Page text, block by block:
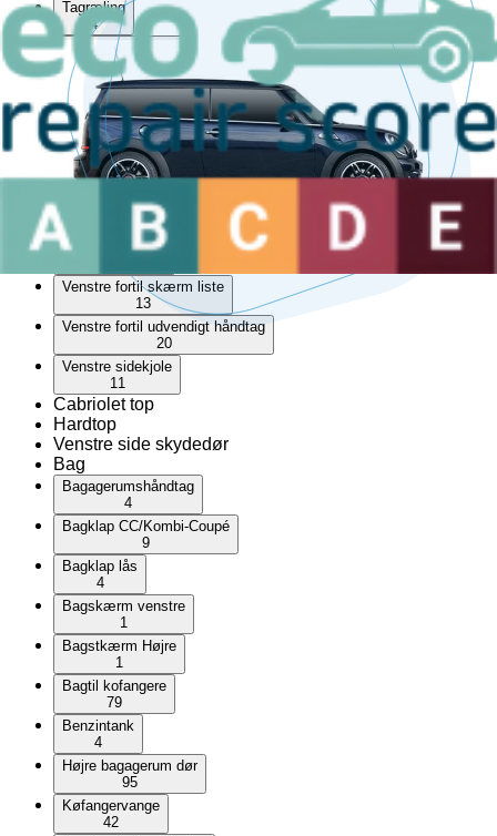
Tagræling
4
Udvendigt håndtag
5
Venstre bagtil lås
2
Venstre bagtil skærm liste
19
Venstre bagtil udvendigt håndtag
2
Venstre foran trekantet rude
1
Venstre fortil lås
Venstre fortil skærm liste
13
Venstre fortil udvendigt håndtag
20
Venstre sidekjole
11
Cabriolet top
Hardtop
Venstre side skydedør
Bag
Bagagerumshåndtag
4
Bagklap CC/Kombi-Coupé
9
Bagklap lås
4
Bagskærm venstre
1
Bagstkærm Højre
1
Bagtil kofangere
79
Benzintank
4
Højre bagagerum dør
95
Køfangervange
42